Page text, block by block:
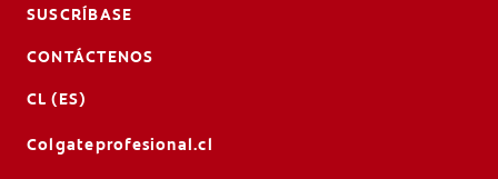
SUSCRÍBASE
CONTÁCTENOS
CL (ES)
Colgateprofesional.cl